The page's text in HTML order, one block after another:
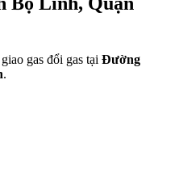
gas đổi gas tại Đường
.